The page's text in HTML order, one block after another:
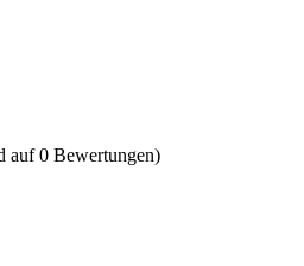
auf 0 Bewertungen)